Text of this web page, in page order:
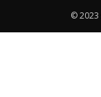
© 2023